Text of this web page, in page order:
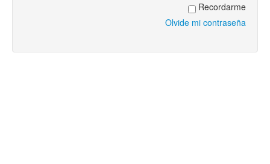
Recordarme
Olvide mi contraseña